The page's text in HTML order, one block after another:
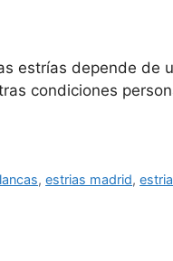
estrías depende
condiciones
,estrias madrid,